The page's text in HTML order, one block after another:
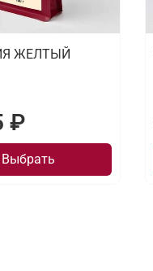
ЖЕЛТЫЙ
₽
Выбрать